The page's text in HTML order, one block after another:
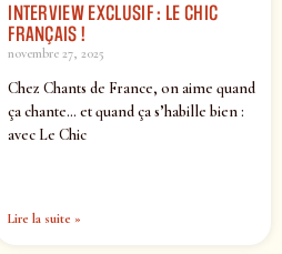
INTERVIEW EXCLUSIF : LE CHIC
FRANÇAIS !
novembre 27, 2025
Chez Chants de France, on aime quand
ça chante… et quand ça s’habille bien :
avec Le Chic
Lire la suite »